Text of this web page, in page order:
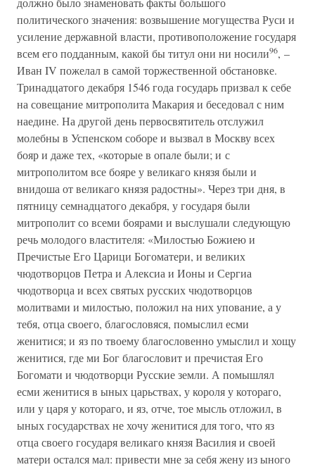
политического значения: возвышение могущества Руси и
усиление державной власти, противоположение государя
всем его подданным, какой бы титул они ни носили96, –
Иван IV пожелал в самой торжественной обстановке.
Тринадцатого декабря 1546 года государь призвал к себе
на совещание митрополита Макария и беседовал с ним
наедине. На другой день первосвятитель отслужил
молебны в Успенском соборе и вызвал в Москву всех
бояр и даже тех, «которые в опале были; и с
митрополитом все бояре у великаго князя были и
внидоша от великаго князя радостны». Через три дня, в
пятницу семнадцатого декабря, у государя были
митрополит со всеми боярами и выслушали следующую
речь молодого властителя: «Милостью Божиею и
Пречистые Его Царици Богоматери, и великих
чюдотворцов Петра и Алексиа и Ионы и Сергиа
чюдотворца и всех святых русских чюдотворцов
молитвами и милостью, положил на них упование, а у
тебя, отца своего, благословяся, помыслил есми
женитися; и яз по твоему благословенно умыслил и хощу
женитися, где ми Бог благословит и пречистая Его
Богомати и чюдотворци Русские земли. А помышлял
есми женитися в ыных царьствах, у короля у котораго,
или у царя у котораго, и яз, отче, тое мысль отложил, в
ыных государствах не хочу женитися для того, что яз
отца своего государя великаго князя Василия и своей
матери остался мал: привести мне за себя жену из ыного